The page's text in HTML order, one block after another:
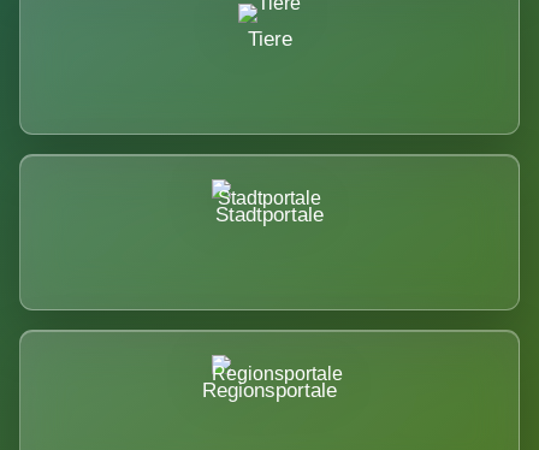
Tiere
Stadtportale
Regionsportale